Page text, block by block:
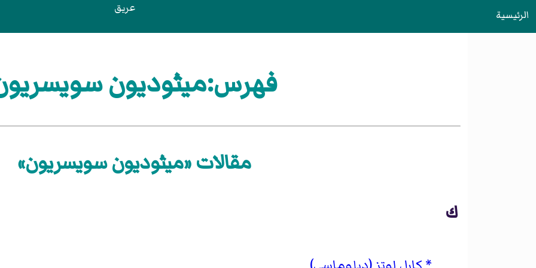
الرئيسية عريق
فهرس:ميثوديون
مقالات «ميثوديون سويسريون»
ك